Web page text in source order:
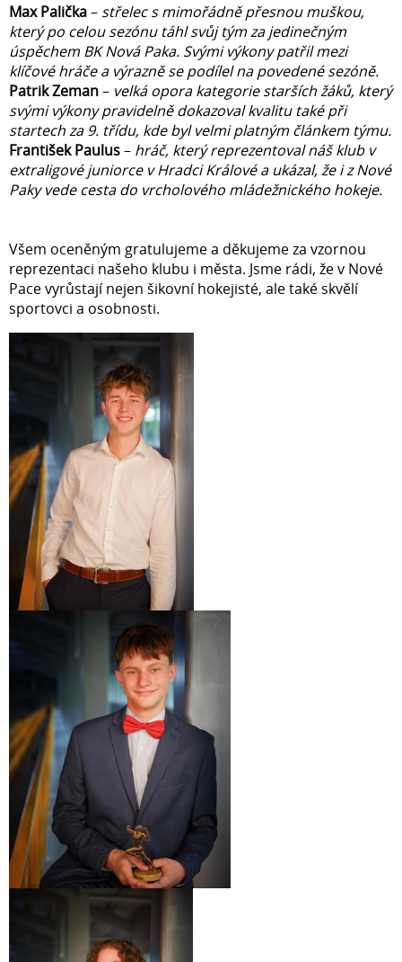
Max Palička– střelec s mimořádně přesnou muškou,
který po celou sezónu táhl svůj tým za jedinečným
úspěchem BK Nová Paka. Svými výkony patřil mezi
klíčové hráče a výrazně se podílel na povedené sezóně.
Patrik Zeman– velká opora kategorie starších žáků, který
svými výkony pravidelně dokazoval kvalitu také při
startech za 9. třídu, kde byl velmi platným článkem týmu.
František Paulus– hráč, který reprezentoval náš klub v
extraligové juniorce v Hradci Králové a ukázal, že i z Nové
Paky vede cesta do vrcholového mládežnického hokeje.
Všem oceněným gratulujeme a děkujeme za vzornou
reprezentaci našeho klubu i města. Jsme rádi, že v Nové
Pace vyrůstají nejen šikovní hokejisté, ale také skvělí
sportovci a osobnosti.